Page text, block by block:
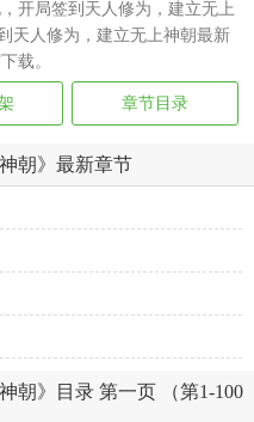
开局签到天人修为，建立无上
天人修为，建立无上神朝最新
载。
章节目录
朝》最新章节
朝》目录 第一页 （第1-100